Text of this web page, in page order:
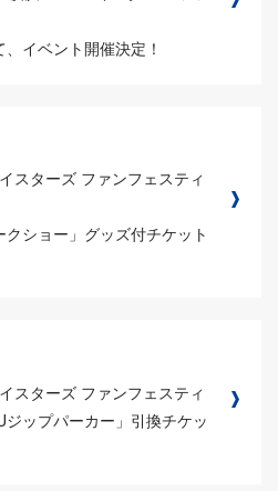
イベント開催決定！
スターズ ファンフェスティ
クショー」グッズ付チケット
スターズ ファンフェスティ
ップパーカー」引換チケッ